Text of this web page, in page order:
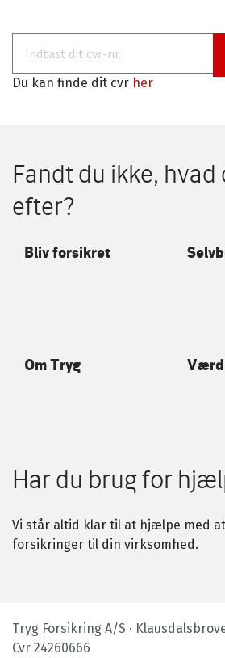
Du kan finde dit cvr her
Fandt du ikke, hvad
efter?
Bliv forsikret
Om Tryg Værd
Har du brug for
Vi står altid klar til at hjælpe med
forsikringer til din virksomhed.
Tryg Forsikring A/S ·
Cvr 24260666